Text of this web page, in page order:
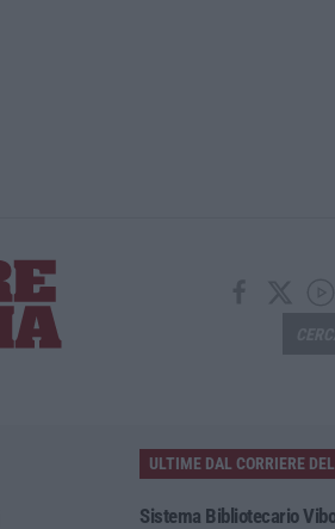
La rivista “America Journals” celebra
ULTIME DAL CORRIERE
Sistema Bibliotecario